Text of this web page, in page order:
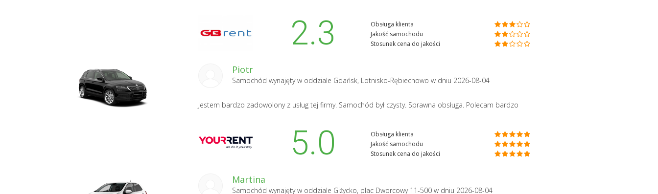
2.3
Obsługa klienta
Jakość samochodu
Stosunek cena do jakości
Piotr
Samochód wynajęty w oddziale Gdańsk, Lotnisko-Rębiechowo w dniu 2026-08-04
Jestem bardzo zadowolony z usług tej firmy. Samochód był czysty. Sprawna obsługa. Polecam bardzo
5.0
Obsługa klienta
Jakość samochodu
Stosunek cena do jakości
Martina
Samochód wynajęty w oddziale Giżycko, plac Dworcowy 11-500 w dniu 2026-08-04